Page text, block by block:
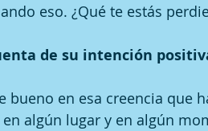
eso. ¿Qué te estás
de su intención
bueno en esa creencia que
algún lugar y en algún